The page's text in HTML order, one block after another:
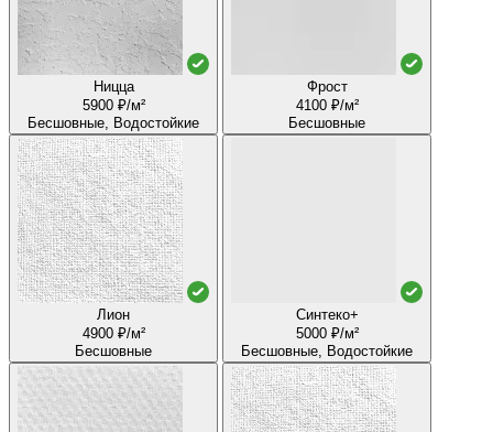
Ницца
5900 ₽/м²
Бесшовные, Водостойкие
Фрост
4100 ₽/м²
Бесшовные
Лион
4900 ₽/м²
Бесшовные
Синтеко+
5000 ₽/м²
Бесшовные, Водостойкие